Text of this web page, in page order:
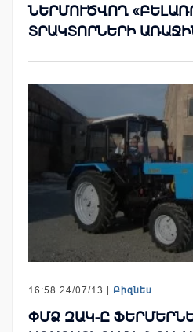
ՆԵՐՄՈՒԾՎՈՂ
ՏՐԱԿՏՈՐՆԵՐԻ
16:58 24/07/13 | Բիզնես
ՓՄՁ ԶԱԿ-Ը